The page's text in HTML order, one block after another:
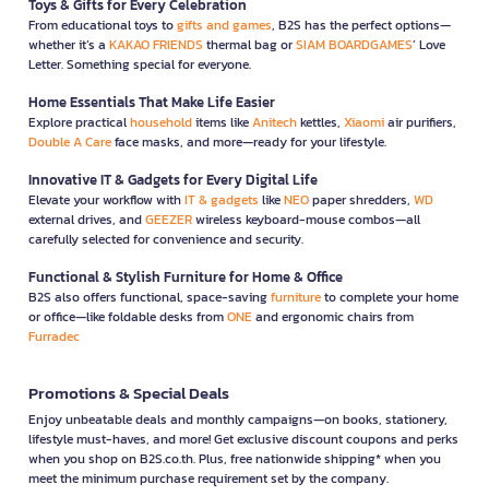
Toys & Gifts for Every Celebration
From educational toys togifts and games, B2S has the perfect options—
whether it’s a KAKAO FRIENDS thermal bag orSIAM BOARDGAMES’ Love
Letter. Something special for everyone.
Home Essentials That Make Life Easier
Explore practicalhouseholditems likeAnitechkettles, Xiaomiair purifiers,
Double A Careface masks, and more—ready for your lifestyle.
Innovative IT & Gadgets for Every Digital Life
Elevate your workflow withIT & gadgets likeNEOpaper shredders, WD
external drives, andGEEZERwireless keyboard-mouse combos—all
carefully selected for convenience and security.
Functional & Stylish Furniture for Home & Office
B2S also offers functional, space-savingfurnitureto complete your home
or office—like foldable desks fromONEand ergonomic chairs from
Furradec
Promotions & Special Deals
Enjoy unbeatable deals and monthly campaigns—on books, stationery,
lifestyle must-haves, and more! Get exclusive discount coupons and perks
when you shop on B2S.co.th. Plus, free nationwide shipping* when you
meet the minimum purchase requirement set by the company.